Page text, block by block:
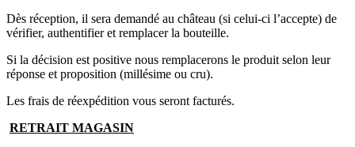
Dès réception, il sera demandé au château (si celui-ci l’accepte) de
vérifier, authentifier et remplacer la bouteille.
Si la décision est positive nous remplacerons le produit selon leur
réponse et proposition (millésime ou cru).
Les frais de réexpédition vous seront facturés.
RETRAIT MAGASIN